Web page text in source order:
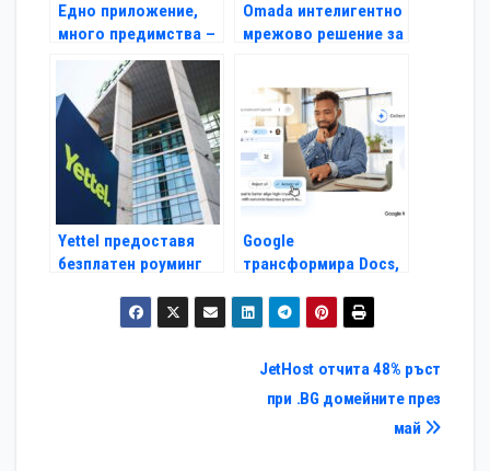
Едно приложение,
много предимства –
какво отличава
мобилната
апликация на Yettel?
Omada интелигентно
мрежово решение за
магазин
Yettel предоставя
безплатен роуминг
държави от Близкия
Google
трансформира Docs,
с нови Gemini
функционалности
JetHost отчита 48% ръст
при .BG домейните през
май